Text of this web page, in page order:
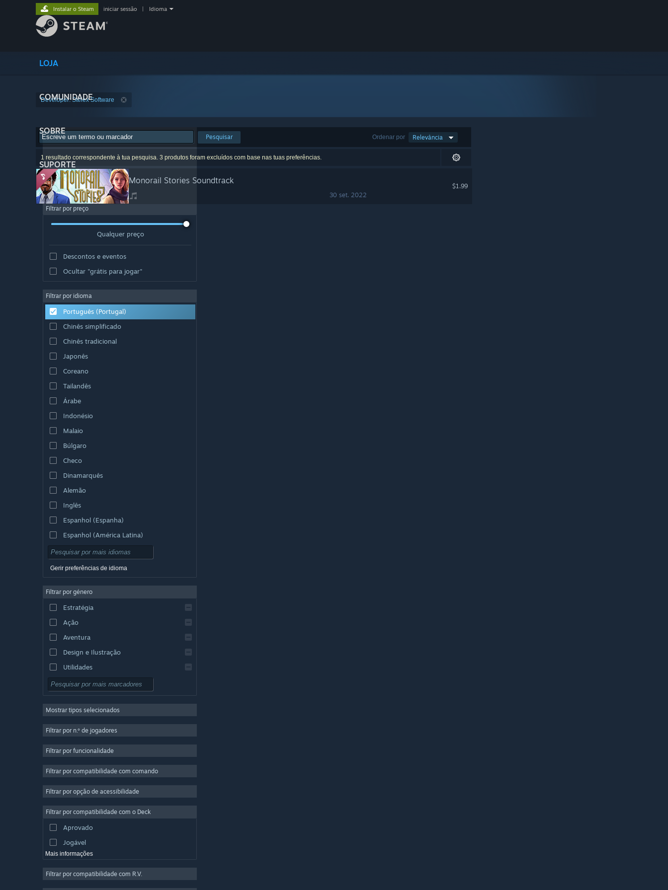
LOJA
COMUNIDADE
SOBRE
SUPORTE
Instalar o Steam iniciar sessão Idioma
Developer: Stelex Software
Ordenar por Relevância
Pesquisar
1 resultado correspondente à tua pesquisa. 3 produtos foram excluídos com base nas tuas preferências.
Monorail Stories Soundtrack
30 set. 2022
$1.99
Filtrar por preço
Qualquer preço
Descontos e eventos
Ocultar "grátis para jogar"
Filtrar por idioma
Português (Portugal)
Chinês simplificado
Chinês tradicional
Japonês
Coreano
Tailandês
Árabe
Indonésio
Malaio
Búlgaro
Checo
Dinamarquês
Alemão
Inglês
Espanhol (Espanha)
Espanhol (América Latina)
Gerir preferências de idioma
Filtrar por género
Estratégia
Ação
Aventura
Design e Ilustração
Utilidades
Grátis para Jogar
Multijogador em Massa
Casual
Simulação
Produção de Vídeo
Edição de Fotografias
Mostrar tipos selecionados
Filtrar por n.º de jogadores
Filtrar por funcionalidade
Filtrar por compatibilidade com comando
Filtrar por opção de acessibilidade
Filtrar por compatibilidade com o Deck
Aprovado
Jogável
Mais informações
Filtrar por compatibilidade com R.V.